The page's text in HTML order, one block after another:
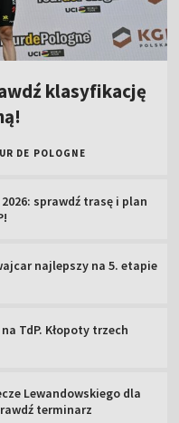
klasyfikację
DE POLOGNE
sprawdź trasę i plan
najlepszy na 5. etapie
TdP. Kłopoty trzech
Lewandowskiego dla
terminarz